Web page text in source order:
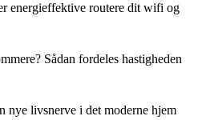
energieffektive routere dit wifi og
Sådan fordeles hastigheden
nye livsnerve i det moderne hjem